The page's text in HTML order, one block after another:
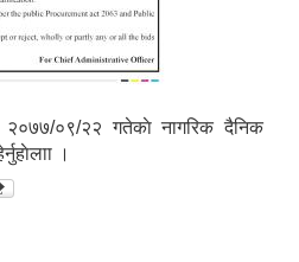
२०७७/०९/२२ गतेकाे नागरिक दैनिक
।